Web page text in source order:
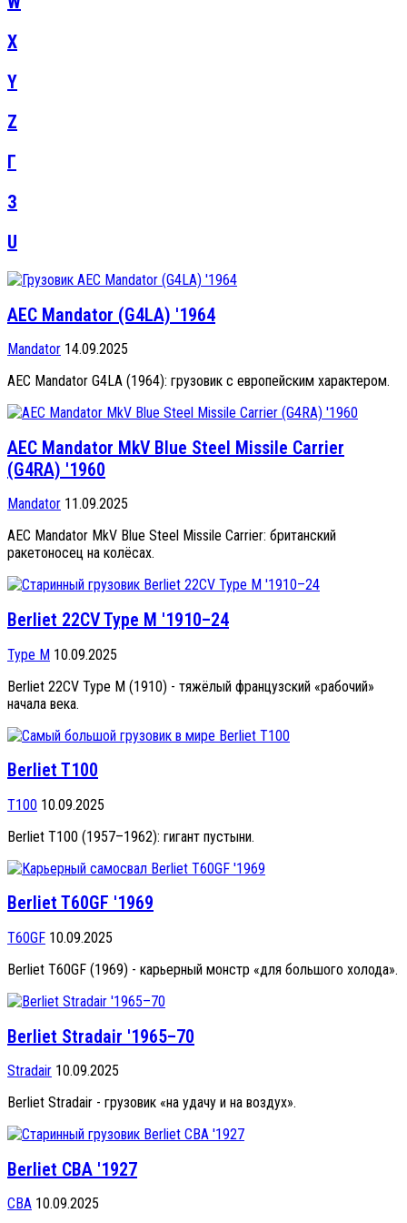
X
Y
Z
Г
З
U
AEC Mandator (G4LA) '1964
Mandator 14.09.2025
AEC Mandator G4LA (1964): грузовик с европейским характером.
AEC Mandator MkV Blue Steel Missile Carrier
(G4RA) '1960
Mandator 11.09.2025
AEC Mandator MkV Blue Steel Missile Carrier: британский
ракетоносец на колёсах.
Berliet 22CV Type M '1910–24
Type M 10.09.2025
Berliet 22CV Type M (1910) - тяжёлый французский «рабочий»
начала века.
Berliet T100
T100 10.09.2025
Berliet T100 (1957–1962): гигант пустыни.
Berliet T60GF '1969
T60GF 10.09.2025
Berliet T60GF (1969) - карьерный монстр «для большого холода».
Berliet Stradair '1965–70
Stradair 10.09.2025
Berliet Stradair - грузовик «на удачу и на воздух».
Berliet CBA '1927
CBA 10.09.2025